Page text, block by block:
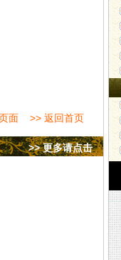
面 >> 返回首页
>> 更多请点击